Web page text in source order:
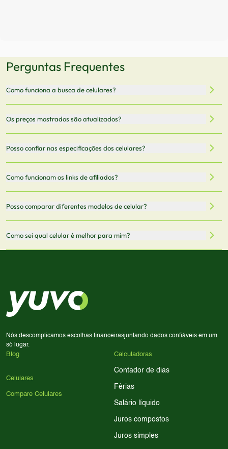
Perguntas Frequentes
Como funciona a busca de celulares?
armazenamento, memória RAM, bateria e conectividade
5G.
Os preços mostrados são atualizados?
vendedor antes de finalizar sua compra.
Posso confiar nas especificações dos celulares?
informações mais recentes de cada modelo.
Como funcionam os links de afiliados?
comissão sem custo adicional para você.
Posso comparar diferentes modelos de celular?
Sim! Você pode selecionar até 3 celulares para comparar
Como sei qual celular é melhor para mim?
processador e bateria são essenciais. Use nossos filtros
para encontrar o celular ideal.
Nós descomplicamos escolhas financeirasjuntando dados confiáveis em um
só lugar.
Blog
Celulares
Compare Celulares
Calculadoras
Contador de dias
Férias
Salário líquido
Juros compostos
Juros simples